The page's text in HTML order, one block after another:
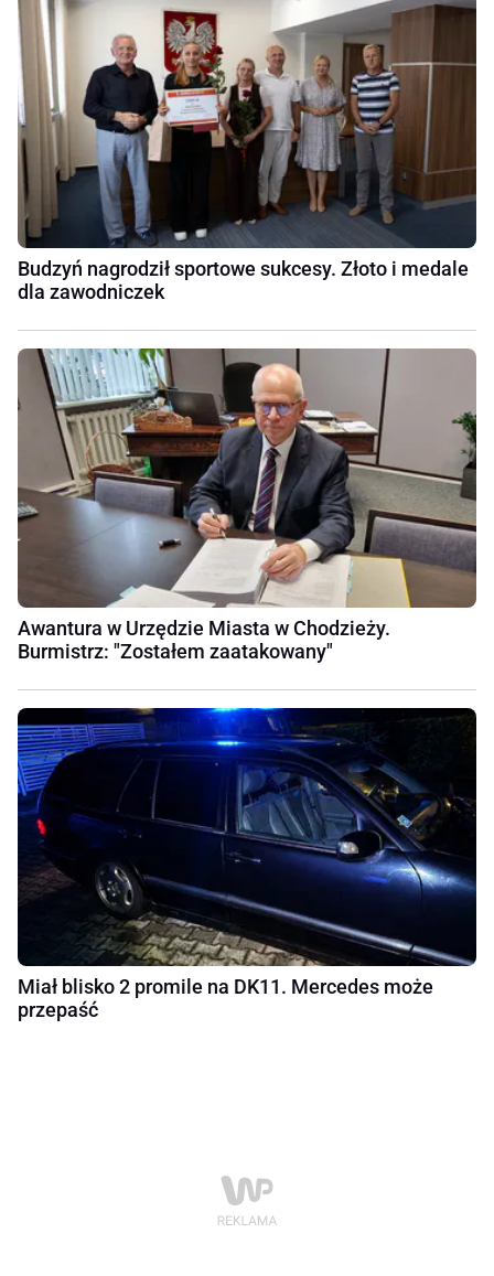
Budzyń nagrodził sportowe sukcesy. Złoto i medale
dla zawodniczek
Awantura w Urzędzie Miasta w Chodzieży.
Burmistrz: "Zostałem zaatakowany"
Miał blisko 2 promile na DK11. Mercedes może
przepaść